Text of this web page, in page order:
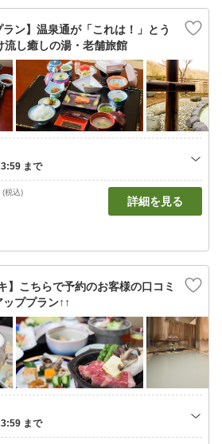
ラン】温泉通が「これは！」とう
し癒しの湯・老舗旅館
(税込)
詳細を見る
】こちらで予約のお客様の口コミ
ププラン↑↑